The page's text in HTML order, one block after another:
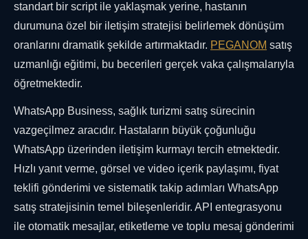
standart bir script ile yaklaşmak yerine, hastanın
durumuna özel bir iletişim stratejisi belirlemek dönüşüm
oranlarını dramatik şekilde artırmaktadır. PEGANOM satış
uzmanlığı eğitimi, bu becerileri gerçek vaka çalışmalarıyla
öğretmektedir.
WhatsApp Business, sağlık turizmi satış sürecinin
vazgeçilmez aracıdır. Hastaların büyük çoğunluğu
WhatsApp üzerinden iletişim kurmayı tercih etmektedir.
Hızlı yanıt verme, görsel ve video içerik paylaşımı, fiyat
teklifi gönderimi ve sistematik takip adımları WhatsApp
satış stratejisinin temel bileşenleridir. API entegrasyonu
ile otomatik mesajlar, etiketleme ve toplu mesaj gönderimi